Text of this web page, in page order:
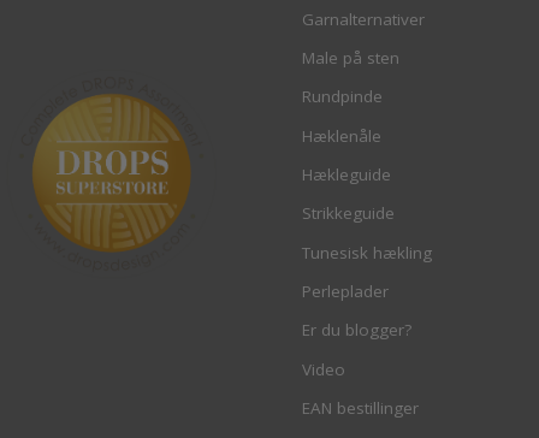
Garnalternativer
Male på sten
Rundpinde
Hæklenåle
Hækleguide
Strikkeguide
Tunesisk hækling
Perleplader
Er du blogger?
Video
EAN bestillinger